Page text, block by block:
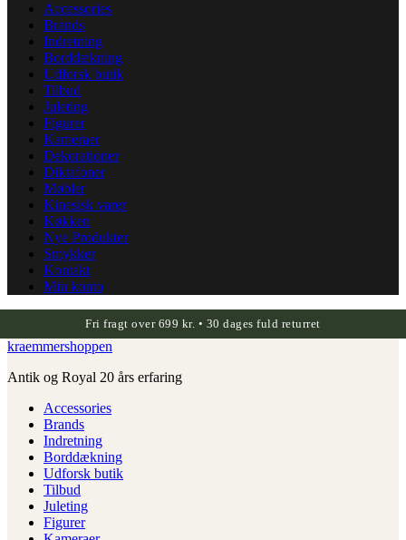
Accessories
Brands
Indretning
Borddækning
Udforsk butik
Tilbud
Juleting
Figurer
Kameraer
Dekorationer
Diktafoner
Møbler
Kinesisk varer
Køkken
Nye Produkter
Smykker
Kontakt
Min konto
Fri fragt over 699 kr. • 30 dages fuld returret
kraemmershoppen
Antik og Royal 20 års erfaring
Accessories
Brands
Indretning
Borddækning
Udforsk butik
Tilbud
Juleting
Figurer